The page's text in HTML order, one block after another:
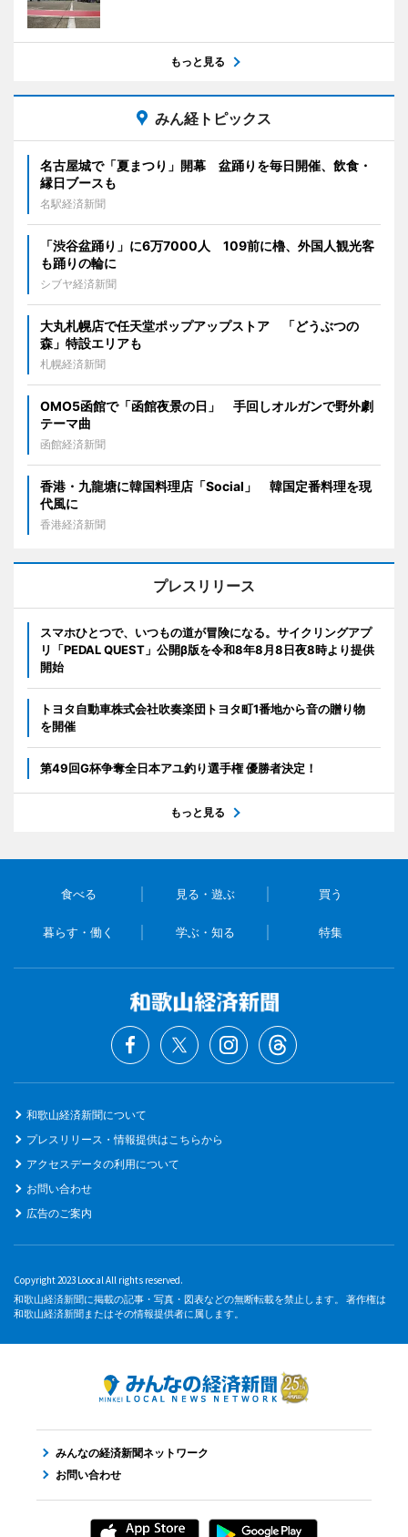
もっと見る
みん経トピックス
名古屋城で「夏まつり」開幕 盆踊りを毎日開催、飲食・
縁日ブースも
名駅経済新聞
「渋谷盆踊り」に6万7000人 109前に櫓、外国人観光客
も踊りの輪に
シブヤ経済新聞
大丸札幌店で任天堂ポップアップストア 「どうぶつの
森」特設エリアも
札幌経済新聞
OMO5函館で「函館夜景の日」 手回しオルガンで野外劇
テーマ曲
函館経済新聞
香港・九龍塘に韓国料理店「Social」 韓国定番料理を現
代風に
香港経済新聞
プレスリリース
スマホひとつで、いつもの道が冒険になる。サイクリングアプ
リ「PEDAL QUEST」公開β版を令和8年8月8日夜8時より提供
開始
トヨタ自動車株式会社吹奏楽団トヨタ町1番地から音の贈り物
を開催
第49回G杯争奪全日本アユ釣り選手権 優勝者決定！
もっと見る
食べる 見る・遊ぶ 買う
暮らす・働く 学ぶ・知る 特集
和歌山経済新聞について
プレスリリース・情報提供はこちらから
アクセスデータの利用について
お問い合わせ
広告のご案内
Copyright 2023 Loocal All rights reserved.
和歌山経済新聞に掲載の記事・写真・図表などの無断転載を禁止します。 著作権は
和歌山経済新聞またはその情報提供者に属します。
みんなの経済新聞ネットワーク
お問い合わせ